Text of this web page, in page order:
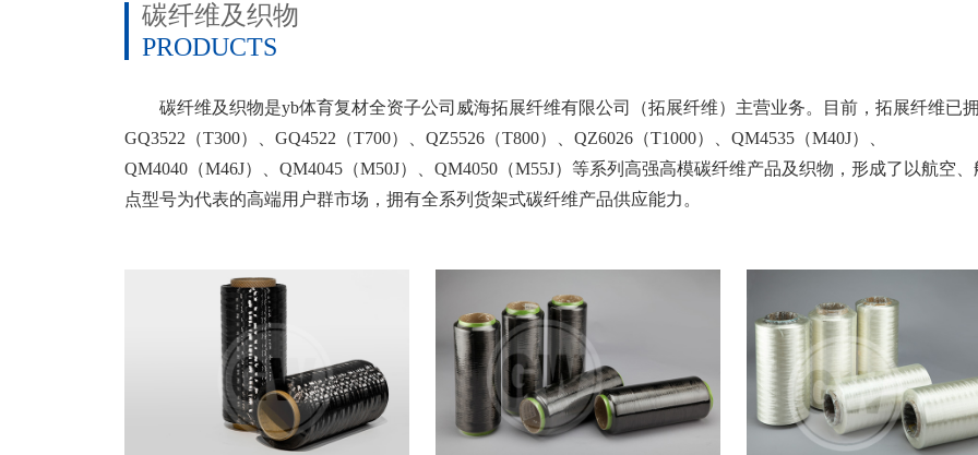
碳纤维及织物
PRODUCTS
碳纤维及织物是yb体育复材全资子公司威海拓展纤维有限公司（拓展纤维）主营业务。目前，拓展纤维已
GQ3522（T300）、GQ4522（T700）、QZ5526（T800）、QZ6026（T1000）、QM4535（M40J）、
QM4040（M46J）、QM4045（M50J）、QM4050（M55J）等系列高强高模碳纤维产品及织物，形成了以航空
点型号为代表的高端用户群市场，拥有全系列货架式碳纤维产品供应能力。